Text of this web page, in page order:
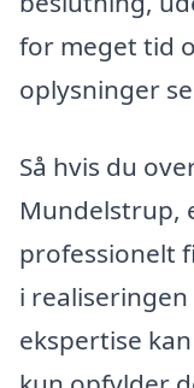
for meget tid
oplysninger
Så hvis du
Mundelstrup,
professionelt
i
ekspertise